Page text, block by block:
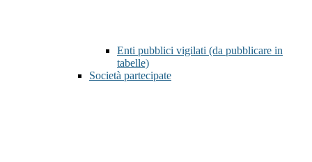
Enti pubblici vigilati (da pubblicare in
tabelle)
Società partecipate